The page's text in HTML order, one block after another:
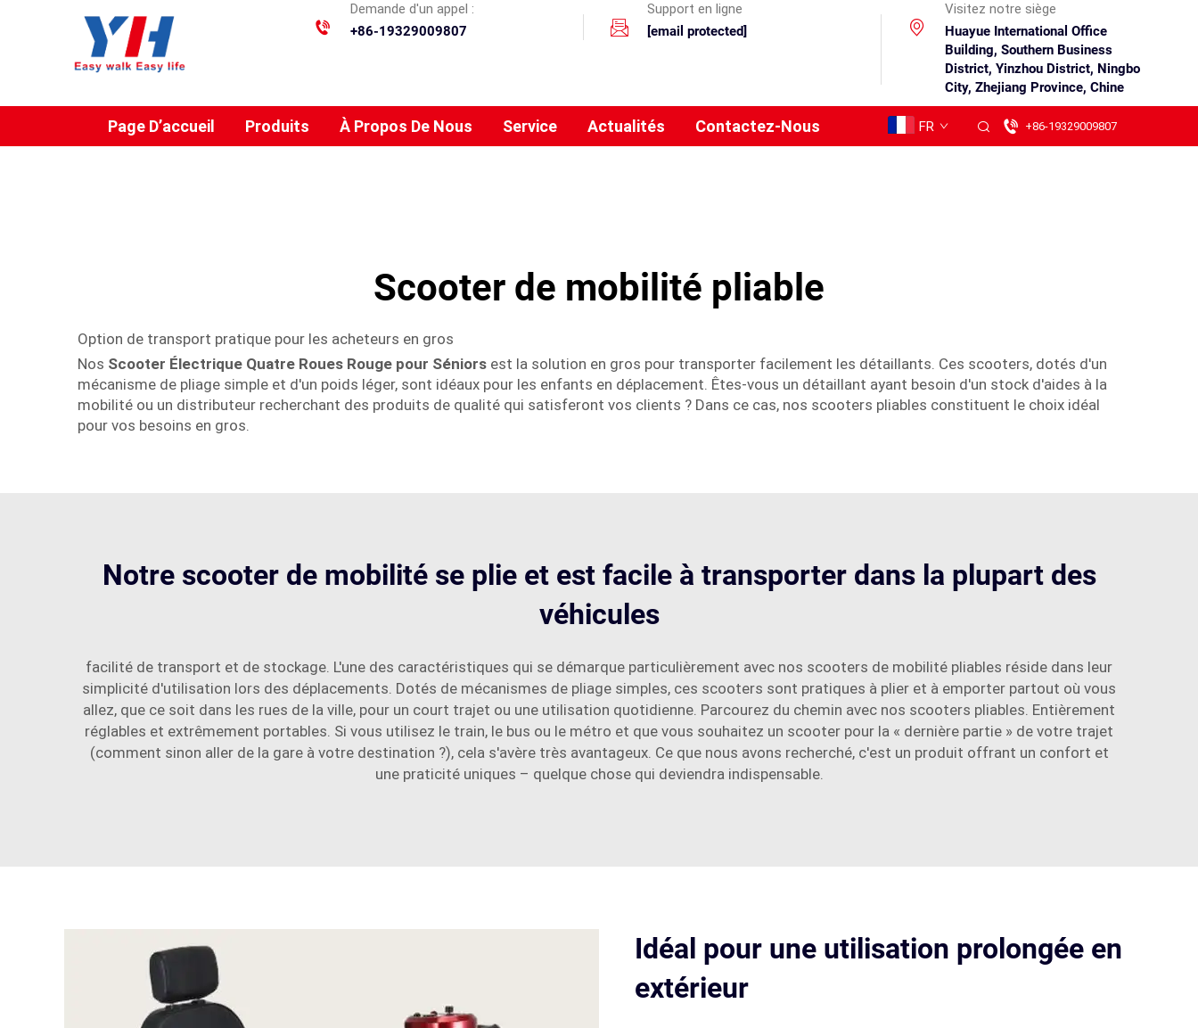
Demande d'un appel :
+86-19329009807
Support en ligne
[email protected]
Visitez notre siège
Huayue International Office
Building, Southern Business
District, Yinzhou District, Ningbo
City, Zhejiang Province, Chine
Page D’accueil Produits À Propos De Nous Service Actualités Contactez-Nous FR +86-19329009807
Scooter de mobilité pliable
Option de transport pratique pour les acheteurs en gros
Nos Scooter Électrique Quatre Roues Rouge pour Séniors est la solution en gros pour transporter facilement les détaillants. Ces scooters, dotés d'un
mécanisme de pliage simple et d'un poids léger, sont idéaux pour les enfants en déplacement. Êtes-vous un détaillant ayant besoin d'un stock d'aides à la
mobilité ou un distributeur recherchant des produits de qualité qui satisferont vos clients ? Dans ce cas, nos scooters pliables constituent le choix idéal
pour vos besoins en gros.
Notre scooter de mobilité se plie et est facile à transporter dans la plupart des
véhicules
facilité de transport et de stockage. L'une des caractéristiques qui se démarque particulièrement avec nos scooters de mobilité pliables réside dans leur
simplicité d'utilisation lors des déplacements. Dotés de mécanismes de pliage simples, ces scooters sont pratiques à plier et à emporter partout où vous
allez, que ce soit dans les rues de la ville, pour un court trajet ou une utilisation quotidienne. Parcourez du chemin avec nos scooters pliables. Entièrement
réglables et extrêmement portables. Si vous utilisez le train, le bus ou le métro et que vous souhaitez un scooter pour la « dernière partie » de votre trajet
(comment sinon aller de la gare à votre destination ?), cela s'avère très avantageux. Ce que nous avons recherché, c'est un produit offrant un confort et
une praticité uniques – quelque chose qui deviendra indispensable.
Idéal pour une utilisation prolongée en
extérieur